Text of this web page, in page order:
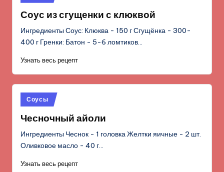
в
Соус из сгущенки с клюквой
Ингредиенты Соус: Клюква - 150 г Сгущёнка - 300-
400 г Гренки: Батон - 5-6 ломтиков…
Узнать весь рецепт
Опубликовано
в
Соусы
Чесночный айоли
Ингредиенты Чеснок - 1 головка Желтки яичные - 2 шт.
Оливковое масло - 40 г…
Узнать весь рецепт